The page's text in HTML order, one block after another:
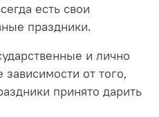
есть свои
праздники.
и лично
от того,
принято дарить